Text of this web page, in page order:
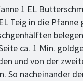
1 EL
Teig in die Pfanne
ca. 1 Min.
und von der
So nacheinander